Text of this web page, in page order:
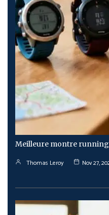
Meilleure montre running
Thomas Leroy Nov 27,